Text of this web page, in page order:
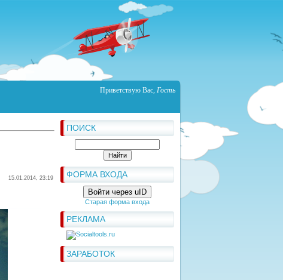
Приветствую Вас, Гость
ПОИСК
ФОРМА ВХОДА
Войти через uID
Старая форма входа
РЕКЛАМА
ЗАРАБОТОК
15.01.2014, 23:19